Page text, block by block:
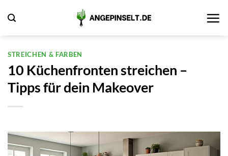
Inhalt
springen
STREICHEN & FARBEN
10 Küchenfronten streichen –
Tipps für dein Makeover